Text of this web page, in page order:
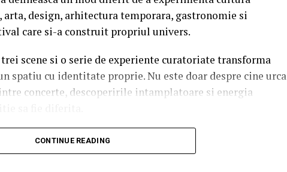
design, arhitectura temporara, gastronomie si
care si-a construit propriul univers.
scene si o serie de experiente curatoriate transforma
spatiu cu identitate proprie. Nu este doar despre cine urca
concerte, descoperirile intamplatoare si energia
singur soundtrack al verii.
CONTINUE READING